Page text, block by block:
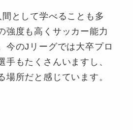
として学べることも多
強度も高くサッカー能力
今のJリーグでは大卒プロ
手もたくさんいますし、
場所だと感じています。